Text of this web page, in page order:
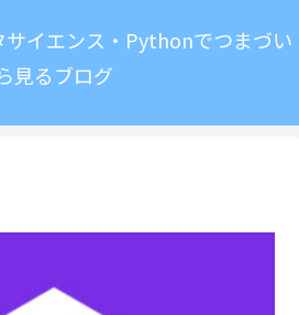
サイエンス・Pythonでつまづい
見るブログ